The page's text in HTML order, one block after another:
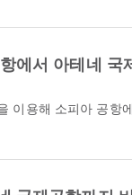
에서 아테네